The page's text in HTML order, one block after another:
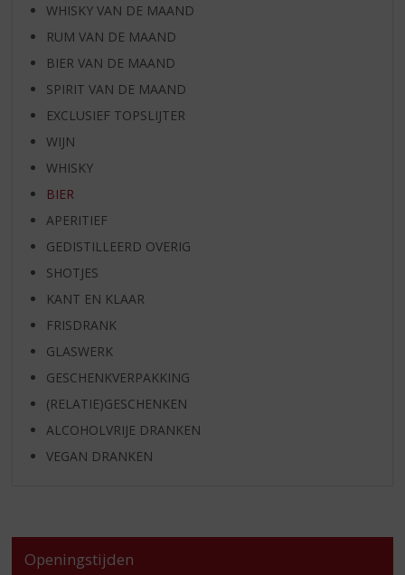
WHISKY VAN DE MAAND
RUM VAN DE MAAND
BIER VAN DE MAAND
SPIRIT VAN DE MAAND
EXCLUSIEF TOPSLIJTER
WIJN
WHISKY
BIER
APERITIEF
GEDISTILLEERD OVERIG
SHOTJES
KANT EN KLAAR
FRISDRANK
GLASWERK
GESCHENKVERPAKKING
(RELATIE)GESCHENKEN
ALCOHOLVRIJE DRANKEN
VEGAN DRANKEN
Openingstijden